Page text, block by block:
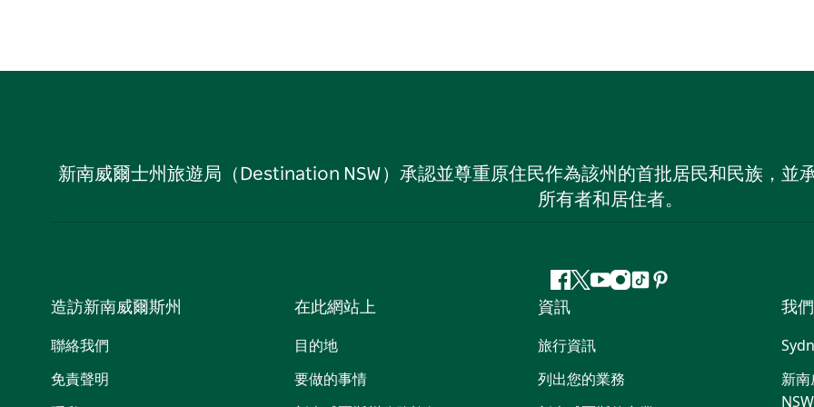
新南威爾士州旅遊局（Destination NSW）承認並尊重原住民作為該州的首批居民和民族，並
所有者和居住者。
Facebook
嘰
喳
喳
Youtube
Instagram
抖 Pinterest
造訪新南威爾斯州
聯絡我們
免責聲明
在此網站上
目的地
要做的事情
資訊
旅行資訊
列出您的業務
我
新